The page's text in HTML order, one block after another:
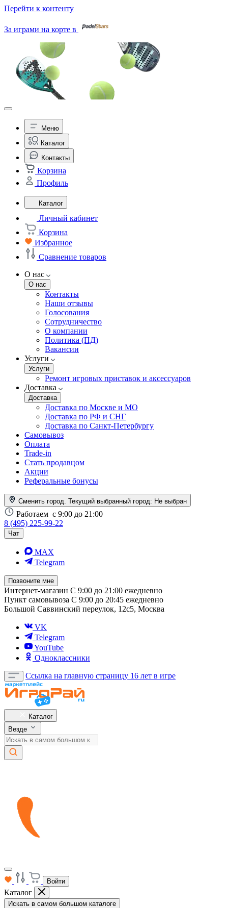
Перейти к контенту
За играми на корте в
Меню
Каталог
Контакты
Корзина
Профиль
Каталог
Личный кабинет
Корзина
Избранное
Сравнение товаров
О нас
О нас
Контакты
Наши отзывы
Голосования
Сотрудничество
О компании
Политика (ПД)
Вакансии
Услуги
Услуги
Ремонт игровых приставок и аксессуаров
Доставка
Доставка
Доставка по Москве и МО
Доставка по РФ и СНГ
Доставка по Санкт-Петербургу
Самовывоз
Оплата
Trade-in
Стать продавцом
Акции
Реферальные бонусы
Сменить город. Текущий выбранный город: Не выбран
Работаем с 9:00 до 21:00
8 (495) 225-99-22
Чат
MAX
Telegram
Позвоните мне
Интернет-магазин С 9:00 до 21:00 ежедневно
Пункт самовывоза С 9:00 до 20:45 ежедневно
Большой Саввинский переулок, 12с5, Москва
VK
Telegram
YouTube
Одноклассники
Ссылка на главную страницу 16 лет в игре
Каталог
Везде
Войти
Каталог
Искать в самом большом каталоге